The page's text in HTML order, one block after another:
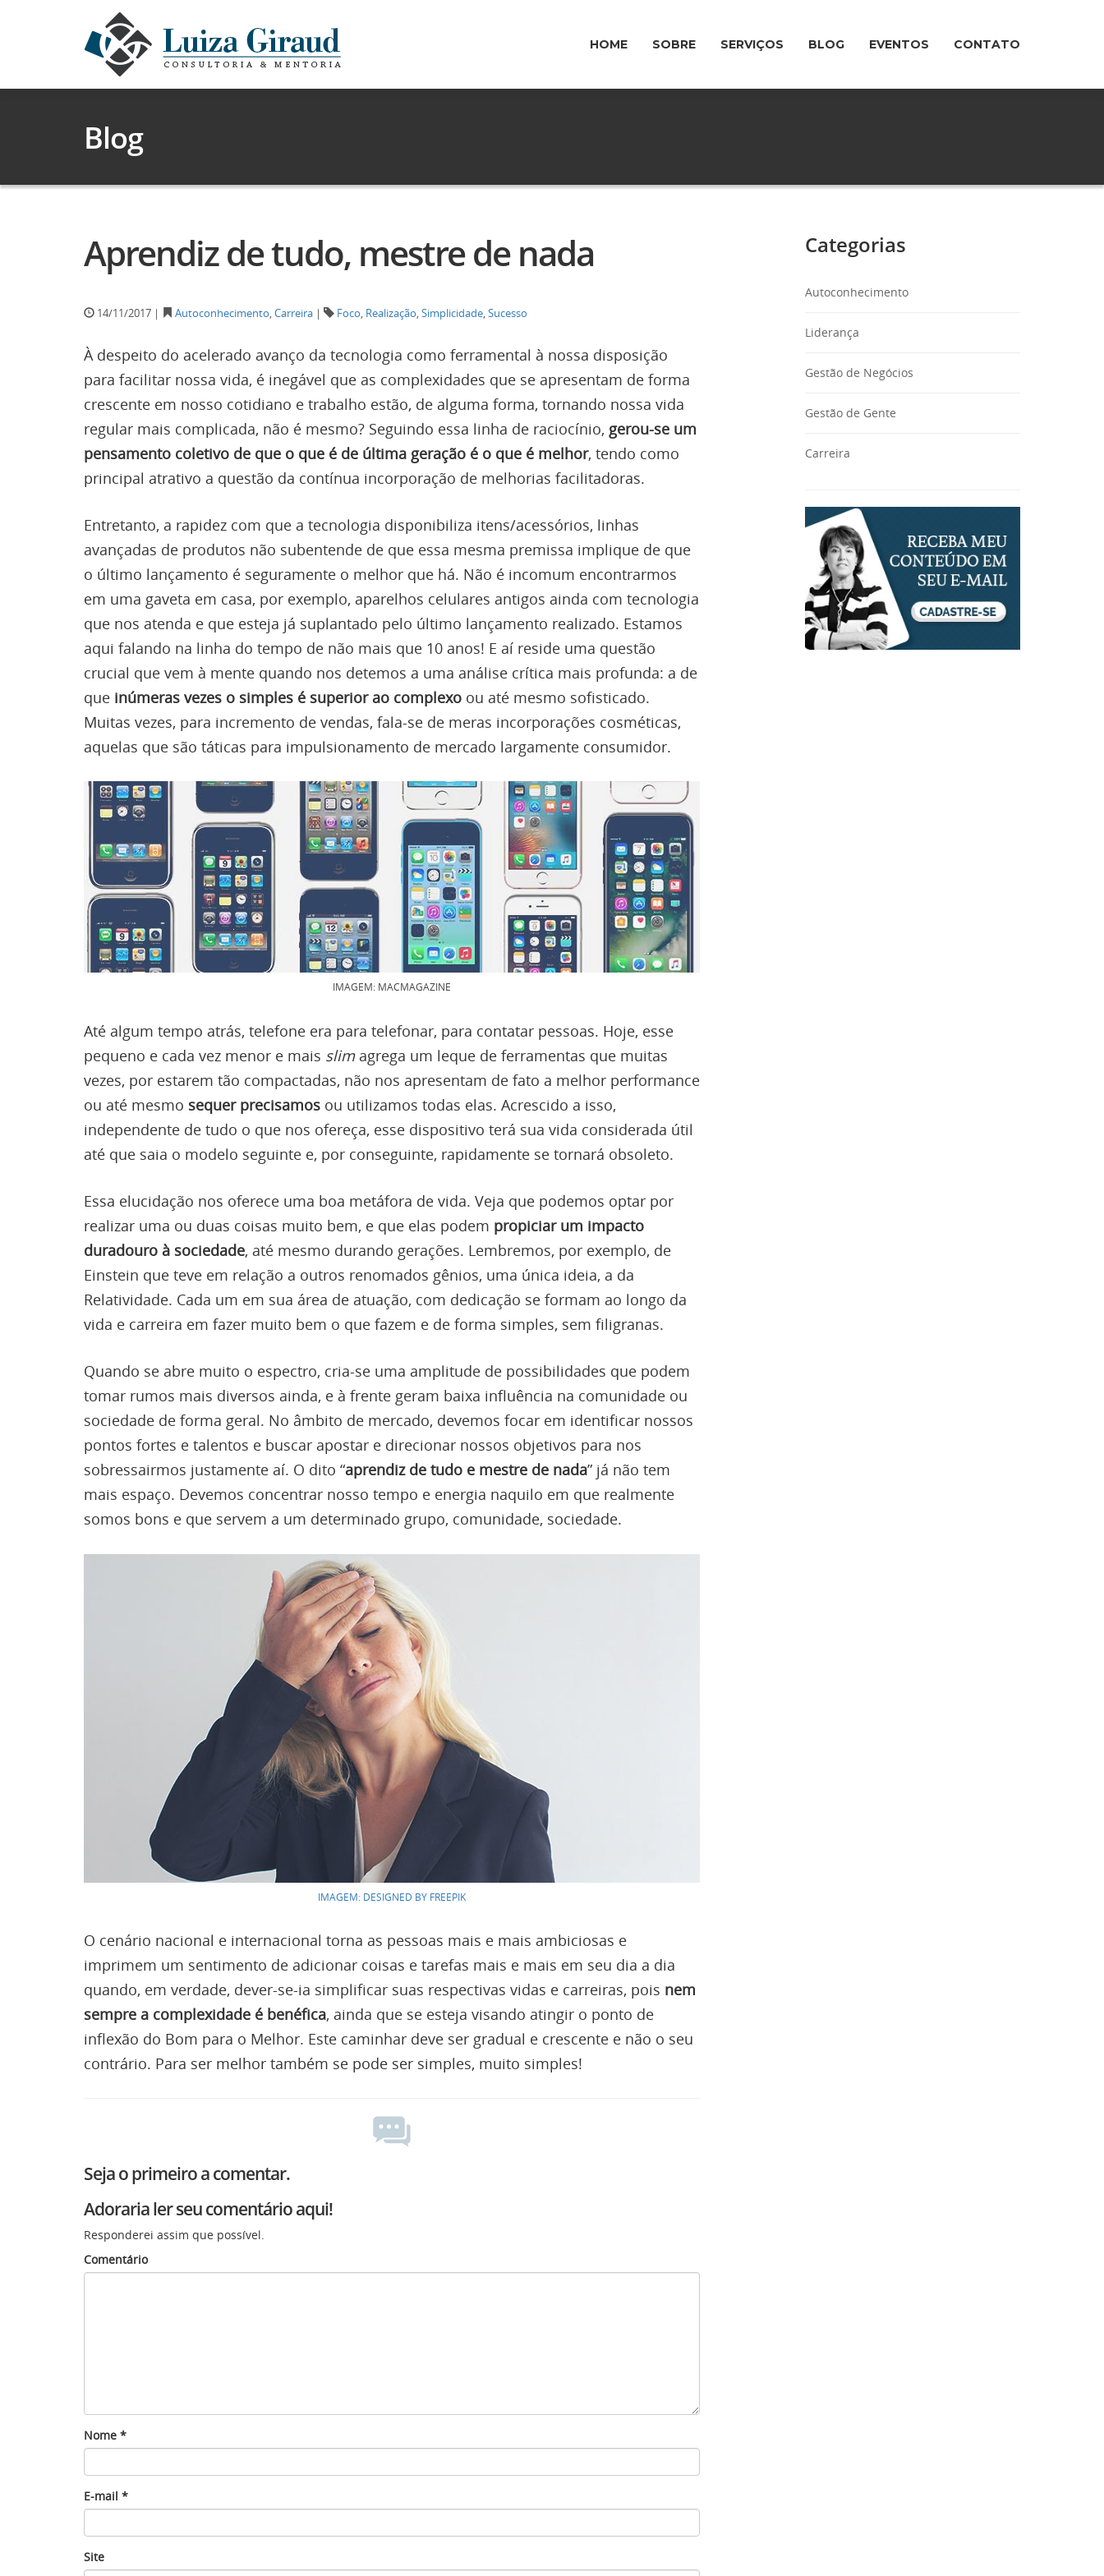
HOME SOBRE SERVIÇOS BLOG EVENTOS CONTATO
Blog
Aprendiz de tudo, mestre de nada
14/11/2017 | Autoconhecimento,Carreira | Foco, Realização,Simplicidade,Sucesso
À despeito do acelerado avanço da tecnologia como ferramental à nossa disposição
para facilitar nossa vida, é inegável que as complexidades que se apresentam de forma
crescente em nosso cotidiano e trabalho estão, de alguma forma, tornando nossa vida
regular mais complicada, não é mesmo? Seguindo essa linha de raciocínio, gerou-se um
pensamento coletivo de que o que é de última geração é o que é melhor, tendo como
principal atrativo a questão da contínua incorporação de melhorias facilitadoras.
Entretanto, a rapidez com que a tecnologia disponibiliza itens/acessórios, linhas
avançadas de produtos não subentende de que essa mesma premissa implique de que
o último lançamento é seguramente o melhor que há. Não é incomum encontrarmos
em uma gaveta em casa, por exemplo, aparelhos celulares antigos ainda com tecnologia
que nos atenda e que esteja já suplantado pelo último lançamento realizado. Estamos
aqui falando na linha do tempo de não mais que 10 anos! E aí reside uma questão
crucial que vem à mente quando nos detemos a uma análise crítica mais profunda: a de
que inúmeras vezes o simples é superior ao complexo ou até mesmo sofisticado.
Muitas vezes, para incremento de vendas, fala-se de meras incorporações cosméticas,
aquelas que são táticas para impulsionamento de mercado largamente consumidor.
IMAGEM: MACMAGAZINE
Até algum tempo atrás, telefone era para telefonar, para contatar pessoas. Hoje, esse
pequeno e cada vez menor e mais slimagrega um leque de ferramentas que muitas
vezes, por estarem tão compactadas, não nos apresentam de fato a melhor performance
ou até mesmo sequer precisamos ou utilizamos todas elas. Acrescido a isso,
independente de tudo o que nos ofereça, esse dispositivo terá sua vida considerada útil
até que saia o modelo seguinte e, por conseguinte, rapidamente se tornará obsoleto.
Essa elucidação nos oferece uma boa metáfora de vida. Veja que podemos optar por
realizar uma ou duas coisas muito bem, e que elas podem propiciar um impacto
duradouro à sociedade, até mesmo durando gerações. Lembremos, por exemplo, de
Einstein que teve em relação a outros renomados gênios, uma única ideia, a da
Relatividade. Cada um em sua área de atuação, com dedicação se formam ao longo da
vida e carreira em fazer muito bem o que fazem e de forma simples, sem filigranas.
Quando se abre muito o espectro, cria-se uma amplitude de possibilidades que podem
tomar rumos mais diversos ainda, e à frente geram baixa influência na comunidade ou
sociedade de forma geral. No âmbito de mercado, devemos focar em identificar nossos
pontos fortes e talentos e buscar apostar e direcionar nossos objetivos para nos
sobressairmos justamente aí. O dito “aprendiz de tudo e mestre de nada” já não tem
mais espaço. Devemos concentrar nosso tempo e energia naquilo em que realmente
somos bons e que servem a um determinado grupo, comunidade, sociedade.
IMAGEM: DESIGNED BY FREEPIK
O cenário nacional e internacional torna as pessoas mais e mais ambiciosas e
imprimem um sentimento de adicionar coisas e tarefas mais e mais em seu dia a dia
quando, em verdade, dever-se-ia simplificar suas respectivas vidas e carreiras, pois nem
sempre a complexidade é benéfica, ainda que se esteja visando atingir o ponto de
inflexão do Bom para o Melhor. Este caminhar deve ser gradual e crescente e não o seu
contrário. Para ser melhor também se pode ser simples, muito simples!
Seja o primeiro a comentar.
Adoraria ler seu comentário aqui!
Responderei assim que possível.
Comentário
Nome *
E-mail *
Site
Categorias
Autoconhecimento
Liderança
Gestão de Negócios
Gestão de Gente
Carreira